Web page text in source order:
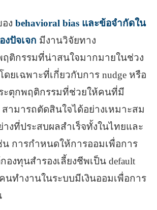
ง behavioral bias และข้อจำกัดใน
งปัจเจก มีงานวิจัยทาง
ฤติกรรมที่น่าสนใจมากมายในช่วง
ยเฉพาะที่เกี่ยวกับการ nudge หรือ
ะตุกพฤติกรรมที่ช่วยให้คนที่มี
สามารถตัดสินใจได้อย่างเหมาะสม
งที่ประสบผลสำเร็จทั้งในไทยและ
น การกำหนดให้การออมเพื่อการ
งทุนสำรองเลี้ยงชีพเป็น default
นทำงานในระบบมีเงินออมเพื่อการ